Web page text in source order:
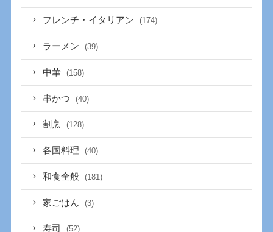
フレンチ・イタリアン (174)
ラーメン (39)
中華 (158)
串かつ (40)
割烹 (128)
各国料理 (40)
和食全般 (181)
家ごはん (3)
寿司 (52)